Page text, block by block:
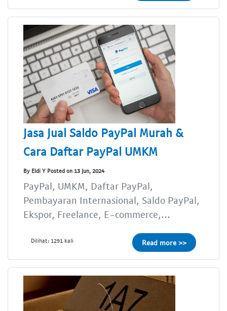
Jasa Jual Saldo PayPal Murah &
Cara Daftar PayPal UMKM
By Eldi Y Posted on 13 Jun, 2024
PayPal, UMKM, Daftar PayPal,
Pembayaran Internasional, Saldo PayPal,
Ekspor, Freelance, E-commerce,...
Dilihat: 1291 kali Read more >>